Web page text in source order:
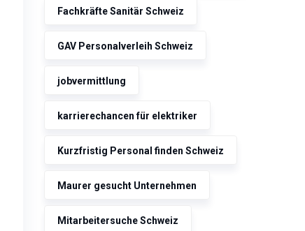
Fachkräfte Sanitär Schweiz
GAV Personalverleih Schweiz
jobvermittlung
karrierechancen für elektriker
Kurzfristig Personal finden Schweiz
Maurer gesucht Unternehmen
Mitarbeitersuche Schweiz